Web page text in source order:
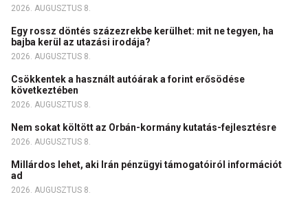
2026. AUGUSZTUS 8.
Egy rossz döntés százezrekbe kerülhet: mit ne tegyen, ha
bajba kerül az utazási irodája?
2026. AUGUSZTUS 8.
Csökkentek a használt autóárak a forint erősödése
következtében
2026. AUGUSZTUS 8.
Nem sokat költött az Orbán-kormány kutatás-fejlesztésre
2026. AUGUSZTUS 8.
Millárdos lehet, aki Irán pénzügyi támogatóiról információt
ad
2026. AUGUSZTUS 8.